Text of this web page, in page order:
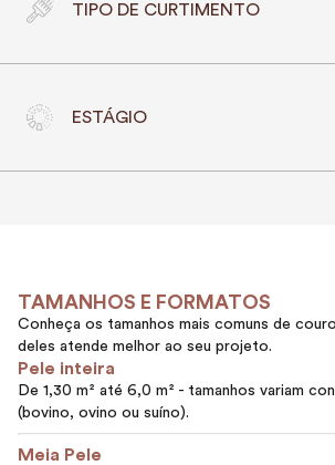
TIPO DE CURTIMENTO
ESTÁGIO
TAMANHOS E FORMATOS
Conheça os tamanhos mais comuns de
deles atende melhor ao seu projeto.
Pele inteira
De 1,30 m² até 6,0 m² - tamanhos variam
(bovino, ovino ou suíno).
Meia Pele